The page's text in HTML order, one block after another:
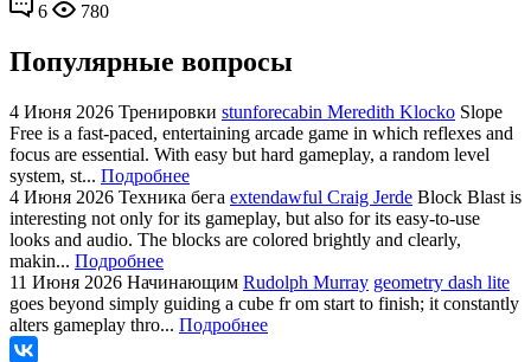
6
780
Популярные вопросы
4 Июня 2026 Тренировки stunforecabin Meredith Klocko Slope
Free is a fast-paced, entertaining arcade game in which reflexes and
focus are essential. With easy but hard gameplay, a random level
system, st... Подробнее
4 Июня 2026 Техника бега extendawful Craig Jerde Block Blast is
interesting not only for its gameplay, but also for its easy-to-use
looks and audio. The blocks are colored brightly and clearly,
makin... Подробнее
11 Июня 2026 Начинающим Rudolph Murray geometry dash lite
goes beyond simply guiding a cube fr om start to finish; it constantly
alters gameplay thro... Подробнее